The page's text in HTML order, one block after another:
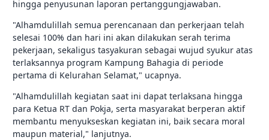
hingga penyusunan laporan pertanggungjawaban.
"Alhamdulillah semua perencanaan dan perkerjaan telah
selesai 100% dan hari ini akan dilakukan serah terima
pekerjaan, sekaligus tasyakuran sebagai wujud syukur atas
terlaksannya program Kampung Bahagia di periode
pertama di Kelurahan Selamat," ucapnya.
"Alhamdulillah kegiatan saat ini dapat terlaksana hingga
para Ketua RT dan Pokja, serta masyarakat berperan aktif
membantu menyukseskan kegiatan ini, baik secara moral
maupun material," lanjutnya.